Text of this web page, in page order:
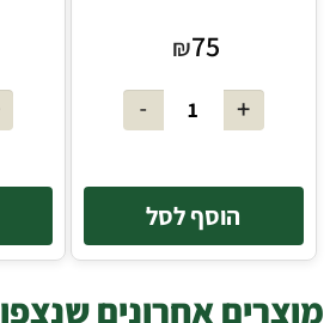
₪75
הוסף לסל
מוצרים אחרונים שנצפו